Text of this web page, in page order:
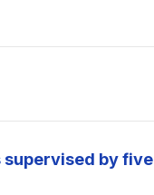
supervised by five